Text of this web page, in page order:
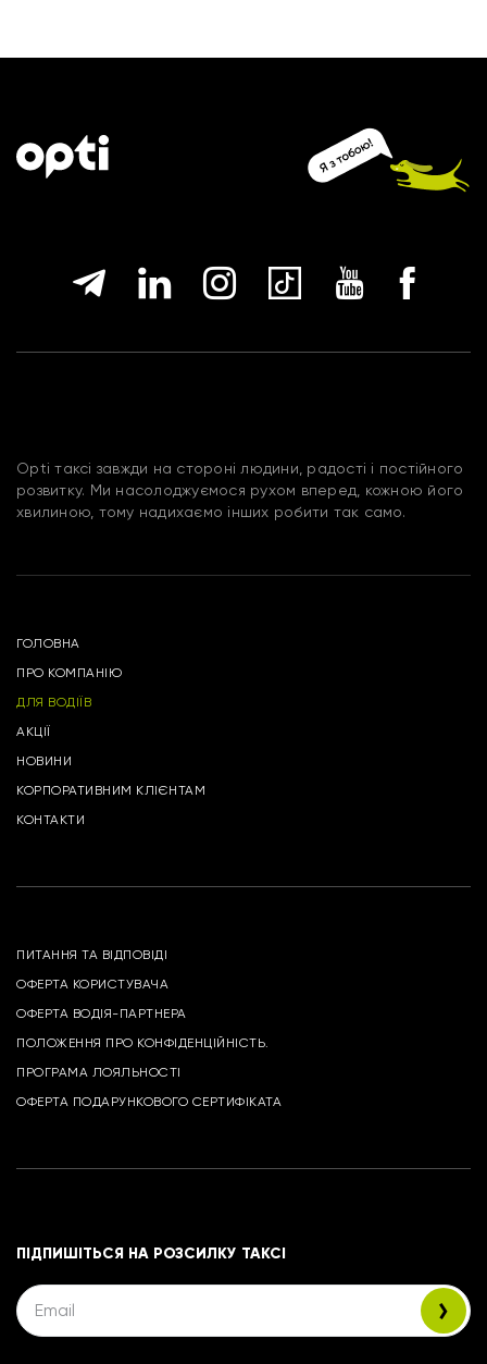
Opti таксі завжди на стороні людини, радості і постійного
розвитку. Ми насолоджуємося рухом вперед, кожною його
хвилиною, тому надихаємо інших робити так само.
ГОЛОВНА
ПРО КОМПАНІЮ
ДЛЯ ВОДІЇВ
АКЦІЇ
НОВИНИ
КОРПОРАТИВНИМ КЛІЄНТАМ
КОНТАКТИ
ПИТАННЯ ТА ВІДПОВІДІ
ОФЕРТА КОРИСТУВАЧА
ОФЕРТА ВОДІЯ-ПАРТНЕРА
ПОЛОЖЕННЯ ПРО КОНФІДЕНЦІЙНІСТЬ.
ПРОГРАМА ЛОЯЛЬНОСТІ
ОФЕРТА ПОДАРУНКОВОГО СЕРТИФІКАТА
ПІДПИШІТЬСЯ НА РОЗСИЛКУ ТАКСІ